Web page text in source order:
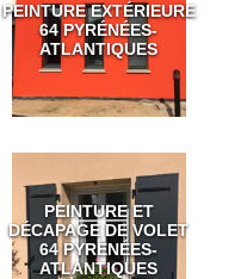
PEINTURE EXTÉRIEURE
64 PYRÉNÉES-
ATLANTIQUES
PEINTURE ET
DÉCAPAGE DE VOLET
64 PYRÉNÉES-
ATLANTIQUES